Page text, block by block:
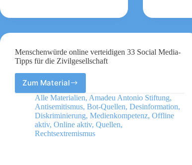
Menschenwürde online verteidigen 33 Social Media-
Tipps für die Zivilgesellschaft
Zum MaterialMenschenwürde
online
verteidigen
33
Social
Media-
Alle Materialien, Amadeu Antonio Stiftung,
Antisemitismus, Bot-Quellen, Desinformation,
Diskriminierung, Medienkompetenz, Offline
aktiv, Online aktiv, Quellen,
Rechtsextremismus